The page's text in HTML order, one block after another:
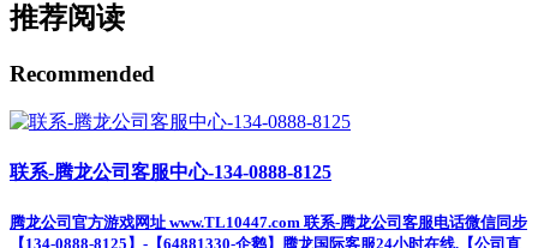
推荐阅读
Recommended
联系-腾龙公司客服中心-134-0888-8125
腾龙公司官方游戏网址 www.TL10447.com 联系-腾龙公司客服电话微信同步
【134-0888-8125】-【64881330-企鹅】腾龙国际客服24小时在线,【公司直